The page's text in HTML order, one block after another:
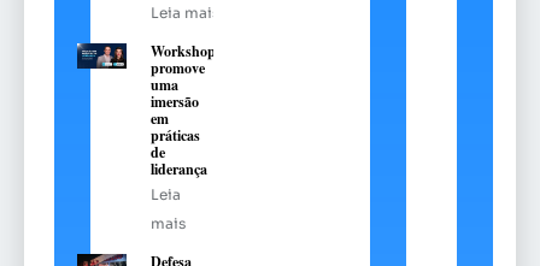
Leia mais
Workshop
promove
uma
imersão
em
práticas
de
liderança
Leia
mais
Defesa